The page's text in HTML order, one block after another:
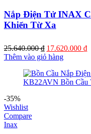
Nắp Điện Tử INAX
Khiển Từ Xa
25.640.000₫ Giá
gốc
25.640.000 ₫.
17.620.000 ₫
Thêm vào giỏ hàng
-35%
Wishlist
Compare
Inax